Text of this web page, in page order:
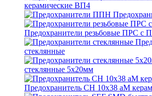
керамические ВП4
Предохранители резьбовые ПРС с
стеклянные
стеклянные 5х20мм
Предохранитель CH 10x38 aM